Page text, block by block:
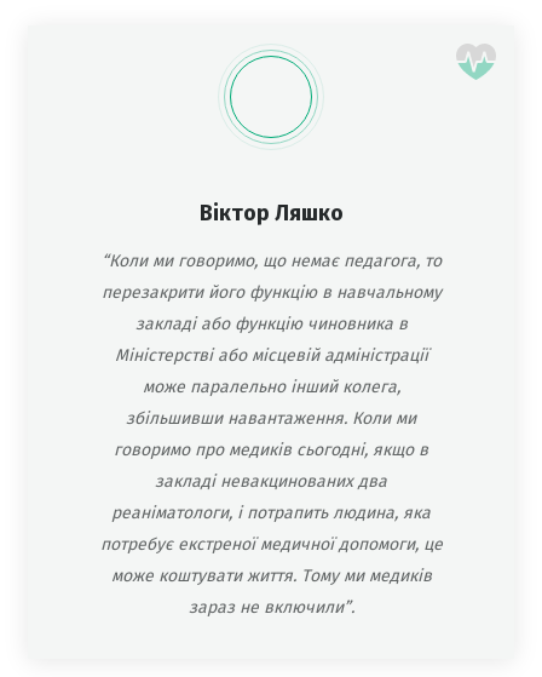
Віктор Ляшко
“Коли ми говоримо, що немає педагога, то
перезакрити його функцію в навчальному
закладі або функцію чиновника в
Міністерстві або місцевій адміністрації
може паралельно інший колега,
збільшивши навантаження. Коли ми
говоримо про медиків сьогодні, якщо в
закладі невакцинованих два
реаніматологи, і потрапить людина, яка
потребує екстреної медичної допомоги, це
може коштувати життя. Тому ми медиків
зараз не включили”.